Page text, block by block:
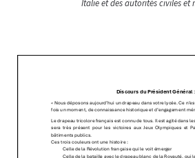
Italie et des autorités civiles et